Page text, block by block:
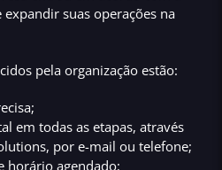
suas operações na
pela organização estão:
em todas as etapas, através
por e-mail ou telefone;
horário agendado;